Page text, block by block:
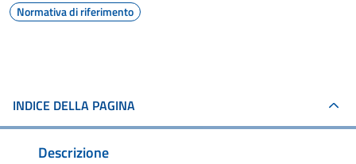
Normativa di riferimento
INDICE DELLA PAGINA
Descrizione